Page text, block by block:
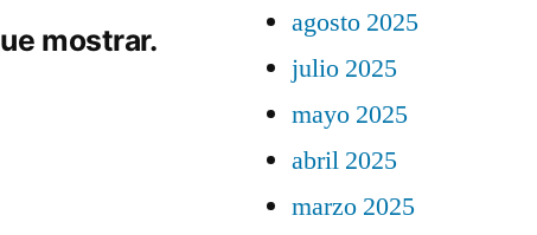
mostrar.
agosto 2025
julio 2025
mayo 2025
abril 2025
marzo 2025